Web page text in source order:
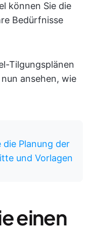
können Sie die
Bedürfnisse
Tilgungsplänen
ansehen, wie
die Planung der
und Vorlagen
einen